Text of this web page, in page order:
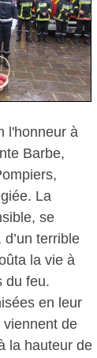
l'honneur à
Barbe,
La
se
terrible
la vie à
du feu.
en leur
de
la hauteur de